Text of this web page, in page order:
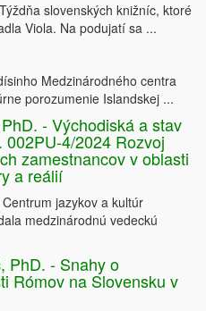
slovenských knižníc, ktoré
Viola. Na podujatí sa ...
Medzinárodného centra
porozumenie Islandskej ...
- Východiská a stav
4/2024 Rozvoj
zamestnancov v oblasti
a reálií
jazykov a kultúr
medzinárodnú vedeckú
PhD. - Snahy o
Rómov na Slovensku v